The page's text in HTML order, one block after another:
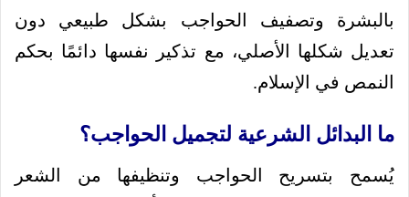
بالبشرة وتصفيف الحواجب بشكل طبيعي دون
تعديل شكلها الأصلي، مع تذكير نفسها دائمًا بحكم
النمص في الإسلام.
ما البدائل الشرعية لتجميل الحواجب؟
يُسمح بتسريح الحواجب وتنظيفها من الشعر